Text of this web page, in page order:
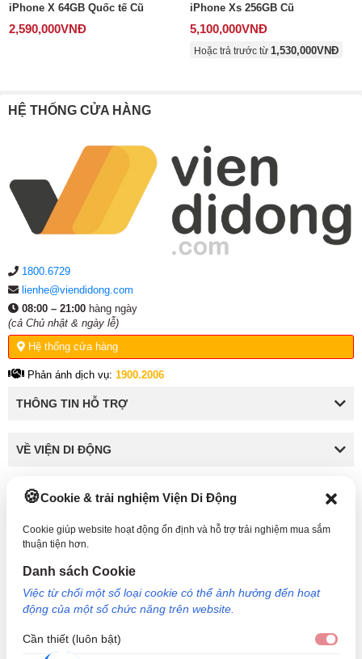
Cookie & trải nghiệm Viện Di Động
Cookie giúp website hoạt động ổn định và hỗ trợ trải nghiệm mua sắm
thuận tiện hơn.
Danh sách Cookie
Việc từ chối một số loại cookie có thể ảnh hưởng đến hoạt
động của một số chức năng trên website.
Cần thiết (luôn bật)
17 cửa hàng
Viện Di Động
Đặt lịch ngay
iPhone X 64GB Quốc tế Cũ
2,590,000VNĐ
iPhone Xs 256GB Cũ
5,100,000VNĐ
Hoặc trả trước từ 1,530,000VNĐ
HỆ THỐNG CỬA HÀNG
1800.6729
lienhe@viendidong.com
08:00 – 21:00 hàng ngày
(cả Chủ nhật & ngày lễ)
Hệ thống cửa hàng
Phản ánh dịch vụ: 1900.2006
THÔNG TIN HỖ TRỢ
VỀ VIỆN DI ĐỘNG
KẾT NỐI VỚI VIỆN DI ĐỘNG
Định, TP HCM. Mã số doanh nghiệp: 0317265132 - Ngày cấp: 25/04/2022 - Nơi cấp: Sở
kế hoạch và đầu tư TP Hồ Chí Minh. Giám đốc: Nguyễn Ngọc Ngân. Hotline: 1800.6729
(miễn phí) - Email: cskh@viendidong.com - Bản quyền thuộc về Viện Di Động.